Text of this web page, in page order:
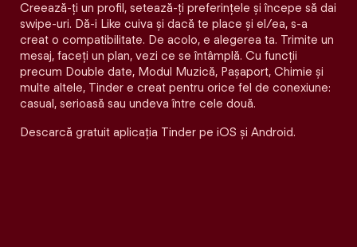
Creează-ți un profil, setează-ți preferințele și începe să dai
swipe-uri. Dă-i Like cuiva și dacă te place și el/ea, s-a
creat o compatibilitate. De acolo, e alegerea ta. Trimite un
mesaj, faceți un plan, vezi ce se întâmplă. Cu funcții
precum Double date, Modul Muzică, Pașaport, Chimie și
multe altele, Tinder e creat pentru orice fel de conexiune:
casual, serioasă sau undeva între cele două.
Descarcă gratuit aplicația Tinder pe iOS și Android.